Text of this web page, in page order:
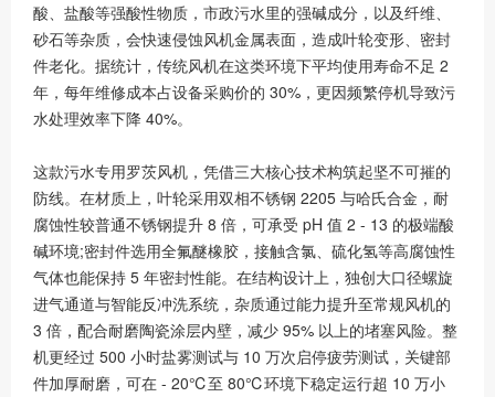
酸、盐酸等强酸性物质，市政污水里的强碱成分，以及纤维、
砂石等杂质，会快速侵蚀风机金属表面，造成叶轮变形、密封
件老化。据统计，传统风机在这类环境下平均使用寿命不足 2
年，每年维修成本占设备采购价的 30%，更因频繁停机导致污
水处理效率下降 40%。
这款污水专用罗茨风机，凭借三大核心技术构筑起坚不可摧的
防线。在材质上，叶轮采用双相不锈钢 2205 与哈氏合金，耐
腐蚀性较普通不锈钢提升 8 倍，可承受 pH 值 2 - 13 的极端酸
碱环境;密封件选用全氟醚橡胶，接触含氯、硫化氢等高腐蚀性
气体也能保持 5 年密封性能。在结构设计上，独创大口径螺旋
进气通道与智能反冲洗系统，杂质通过能力提升至常规风机的
3 倍，配合耐磨陶瓷涂层内壁，减少 95% 以上的堵塞风险。整
机更经过 500 小时盐雾测试与 10 万次启停疲劳测试，关键部
件加厚耐磨，可在 - 20℃至 80℃环境下稳定运行超 10 万小